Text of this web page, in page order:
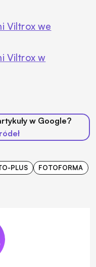
Viltrox we
Viltrox w
w Google?
PLUS
FOTOFORMA